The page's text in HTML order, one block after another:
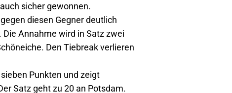
sicher gewonnen.
diesen Gegner deutlich
Annahme wird in Satz zwei
Den Tiebreak verlieren
Punkten und zeigt
Satz geht zu 20 an Potsdam.